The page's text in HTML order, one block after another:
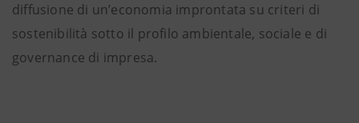
diffusione di un’economia improntata su criteri di
sostenibilità sotto il profilo ambientale, sociale e di
governance di impresa.